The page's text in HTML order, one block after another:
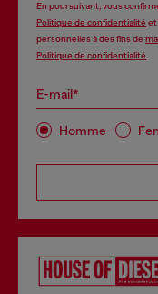
En poursuivant, vous
Politique de confidentialité et
personnelles à des fins de
Politique de confidentialité
E-mail*
Homme